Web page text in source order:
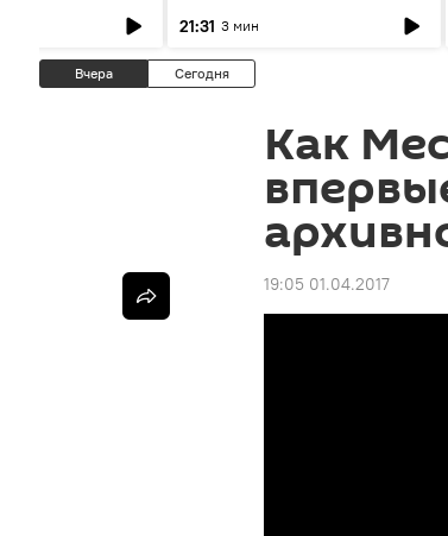
21:31 3 мин
Вчера Сегодня
Как
19:05 01.04.2017